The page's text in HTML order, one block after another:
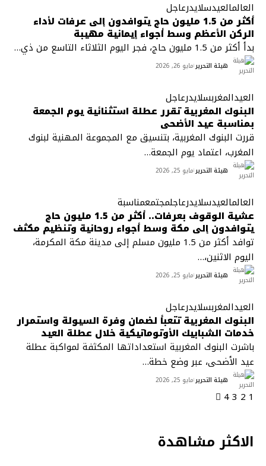
العالمالعيدسلايدرعاجل
أكثر من 1.5 مليون حاج يتوافدون إلى عرفات لأداء
الركن الأعظم وسط أجواء إيمانية مهيبة
بدأ أكثر من 1.5 مليون حاج، فجر اليوم الثلاثاء التاسع من ذي
…
هيئة التحرير مايو 26, 2026
العيدالمغربسلايدرعاجل
البنوك المغربية تقرر عطلة استثنائية يوم الجمعة
بمناسبة عيد الأضحى
قررت البنوك المغربية، بتنسيق مع المجموعة المهنية لبنوك
المغرب، اعتماد يوم الجمعة…
هيئة التحرير مايو 25, 2026
العالمالعيدسلايدرعاجلمجتمعمناسبة
عشية الوقوف بعرفات.. أكثر من 1.5 مليون حاج
يتوافدون إلى مكة وسط أجواء روحانية وتنظيم مكثف
توافد أكثر من 1.5 مليون مسلم إلى مدينة مكة المكرمة،
اليوم الاثنين،…
هيئة التحرير مايو 25, 2026
العيدالمغربسلايدرعاجل
البنوك المغربية تتعبأ لضمان وفرة السيولة واستمرار
خدمات الشبابيك الأوتوماتيكية خلال عطلة العيد
باشرت البنوك المغربية استعداداتها المكثفة لمواكبة عطلة
عيد الأضحى، عبر وضع خطة…
هيئة التحرير مايو 25, 2026
1
2
3
4
الاكثر مشاهدة